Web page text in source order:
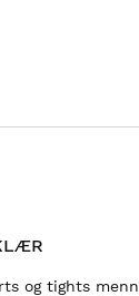
og tights menn